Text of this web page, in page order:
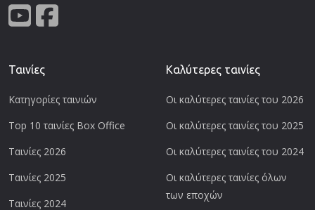
Ταινίες
Κατηγορίες ταινιών
Top 10 ταινίες Box Office
Ταινίες 2026
Ταινίες 2025
Ταινίες 2024
Καλύτερες ταινίες
Οι καλύτερες ταινίες του 2026
Οι καλύτερες ταινίες του 2025
Οι καλύτερες ταινίες του 2024
Οι καλύτερες ταινίες όλων
των εποχών